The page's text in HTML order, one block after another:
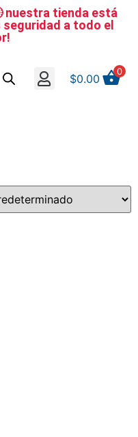
nuestra tienda está
seguridad a todo el
$0.00
0